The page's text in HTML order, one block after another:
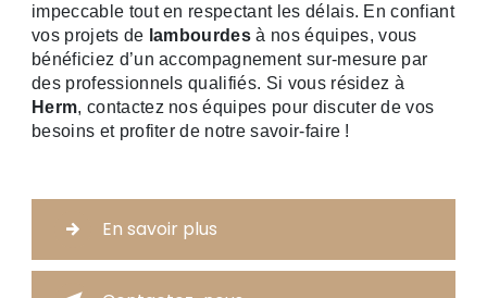
impeccable tout en respectant les délais. En confiant
vos projets de lambourdes à nos équipes, vous
bénéficiez d’un accompagnement sur-mesure par
des professionnels qualifiés. Si vous résidez à
Herm, contactez nos équipes pour discuter de vos
besoins et profiter de notre savoir-faire !
En savoir plus